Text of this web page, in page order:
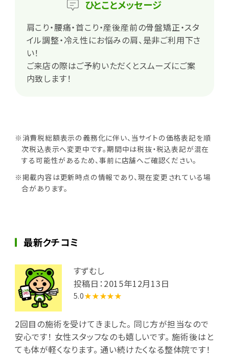
ひとことメッセージ
肩こり・腰痛・首こり・産後産前の骨盤矯正・スタ
イル調整・冷え性にお悩みの肩、是非ご利用下さ
い！
ご来店の際はご予約いただくとスムーズにご案
内致します！
※消費税総額表示の義務化に伴い、当サイトの価格表記を順
次税込表示へ変更中です。期間中は税抜・税込表記が混在
する可能性があるため、事前に店舗へご確認ください。
※掲載内容は更新時点の情報であり、現在変更されている場
合があります。
最新クチコミ
すずむし
投稿日：2015年12月13日
5.0★★★★★
2回目の施術を受けてきました。 同じ方が担当なので
安心です！ 女性スタッフなのも嬉しいです。 施術後はと
ても体が軽くなります。 通い続けたくなる整体院です！